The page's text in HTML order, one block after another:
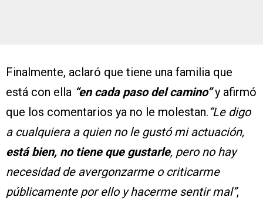
Finalmente, aclaró que tiene una familia que
está con ella “en cada paso del camino”y afirmó
que los comentarios ya no le molestan.“Le digo
a cualquiera a quien no le gustó mi actuación,
está bien, no tiene que gustarle, pero no hay
necesidad de avergonzarme o criticarme
públicamente por ello y hacerme sentir mal”,